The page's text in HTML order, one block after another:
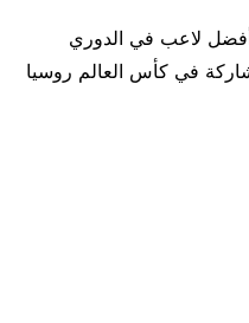
لاعب في الدوري
في كأس العالم روسيا